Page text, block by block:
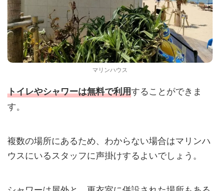
マリンハウス
トイレやシャワーは無料で利用することができま
す。
複数の場所にあるため、わからない場合はマリンハ
ウスにいるスタッフに声掛けするよいでしょう。